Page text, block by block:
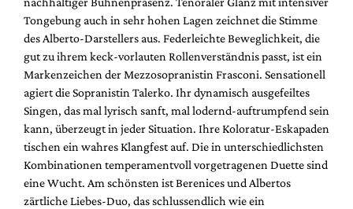
Tongebung auch in sehr hohen Lagen zeichnet die Stimme
des Alberto-Darstellers aus. Federleichte Beweglichkeit, die
gut zu ihrem keck-vorlauten Rollenverständnis passt, ist ein
Markenzeichen der Mezzosopranistin Frasconi. Sensationell
agiert die Sopranistin Talerko. Ihr dynamisch ausgefeiltes
Singen, das mal lyrisch sanft, mal lodernd-auftrumpfend sein
kann, überzeugt in jeder Situation. Ihre Koloratur-Eskapaden
tischen ein wahres Klangfest auf. Die in unterschiedlichsten
Kombinationen temperamentvoll vorgetragenen Duette sind
eine Wucht. Am schönsten ist Berenices und Albertos
zärtliche Liebes-Duo, das schlussendlich wie ein